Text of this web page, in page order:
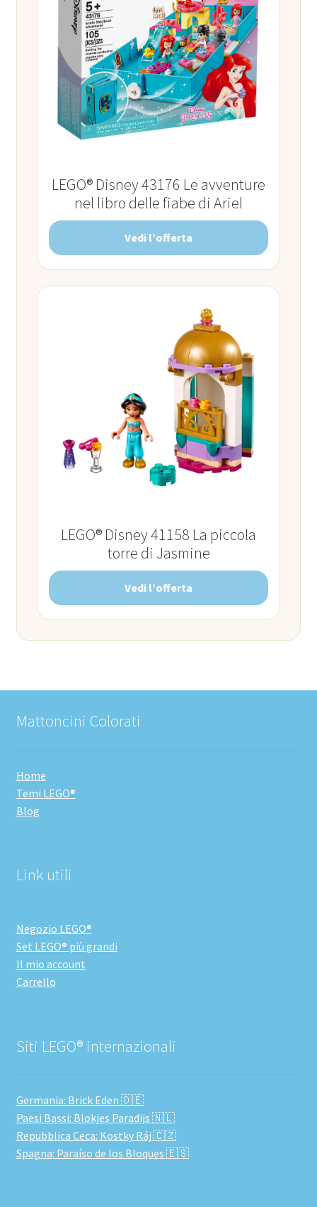
LEGO® Disney 43176 Le avventure
nel libro delle fiabe di Ariel
Vedi l’offerta
LEGO® Disney 41158 La piccola
torre di Jasmine
Vedi l’offerta
Mattoncini Colorati
Home
Temi LEGO®
Blog
Link utili
Negozio LEGO®
Set LEGO® più grandi
Il mio account
Carrello
Siti LEGO® internazionali
Germania: Brick Eden 🇩🇪
Paesi Bassi: Blokjes Paradijs 🇳🇱
Repubblica Ceca: Kostky Ráj 🇨🇿
Spagna: Paraíso de los Bloques 🇪🇸